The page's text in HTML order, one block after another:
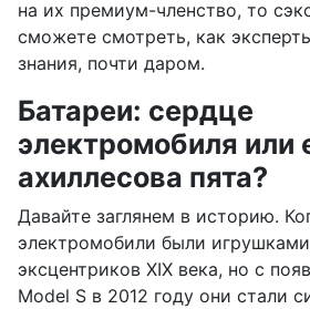
на их премиум-членство, то
сможете смотреть, как
знания, почти даром.
Батареи: сердце
электромобиля или
ахиллесова пята?
Давайте заглянем в историю.
электромобили были
эксцентриков XIX века, но с
Model S в 2012 году они стали